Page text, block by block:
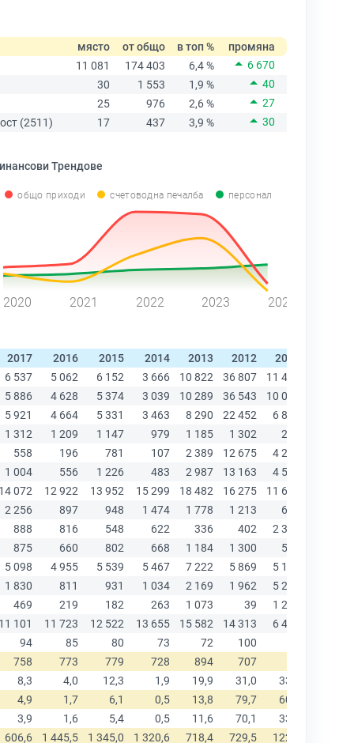
място от общо в топ %
промяна
11 081
174 403 6,4 %
6 670
30
1 553 1,9 %
40
25
976 2,6 %
27
(2511)
17 437 3,9 % 30
Трендове
общо приходи счетоводна печалба персонал
2020 2021 2022 2023 2024
2017 2016 2015 2014 2013 2012 2011